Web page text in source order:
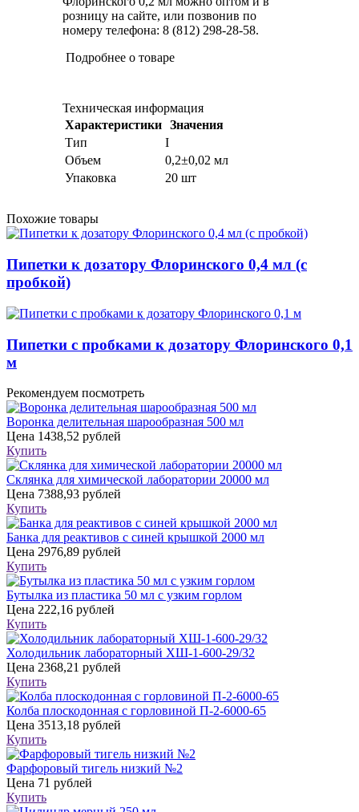
розницу на сайте, или позвонив по
номеру телефона: 8 (812) 298-28-58.
Подробнее о товаре
Техническая информация
Характеристики Значения
Тип
I
Объем
0,2±0,02 мл
Упаковка
20 шт
Похожие товары
Пипетки к дозатору Флоринского 0,4 мл (с
пробкой)
Пипетки с пробками к дозатору Флоринского 0,1
м
Рекомендуем посмотреть
Воронка делительная шарообразная 500 мл
Цена 1438,52 рублей
Купить
Склянка для химической лаборатории 20000 мл
Цена 7388,93 рублей
Купить
Банка для реактивов с синей крышкой 2000 мл
Цена 2976,89 рублей
Купить
Бутылка из пластика 50 мл с узким горлом
Цена 222,16 рублей
Купить
Холодильник лабораторный ХШ-1-600-29/32
Цена 2368,21 рублей
Купить
Колба плоскодонная с горловиной П-2-6000-65
Цена 3513,18 рублей
Купить
Фарфоровый тигель низкий №2
Цена 71 рублей
Купить